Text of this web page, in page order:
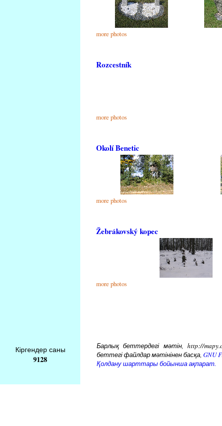
more photos
Rozcestník
more photos
Okolí Benetic
more photos
Žebrákovský kopec
more photos
Кіргендер саны
9128
Барлық беттердегі мәтін, http://
беттегі файлдар мәтінінен басқа, GNU
Қолдану шарттары бойынша ақпарат.